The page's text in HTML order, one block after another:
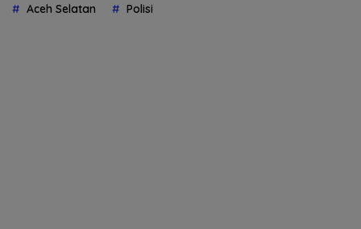
Aceh Selatan Polisi